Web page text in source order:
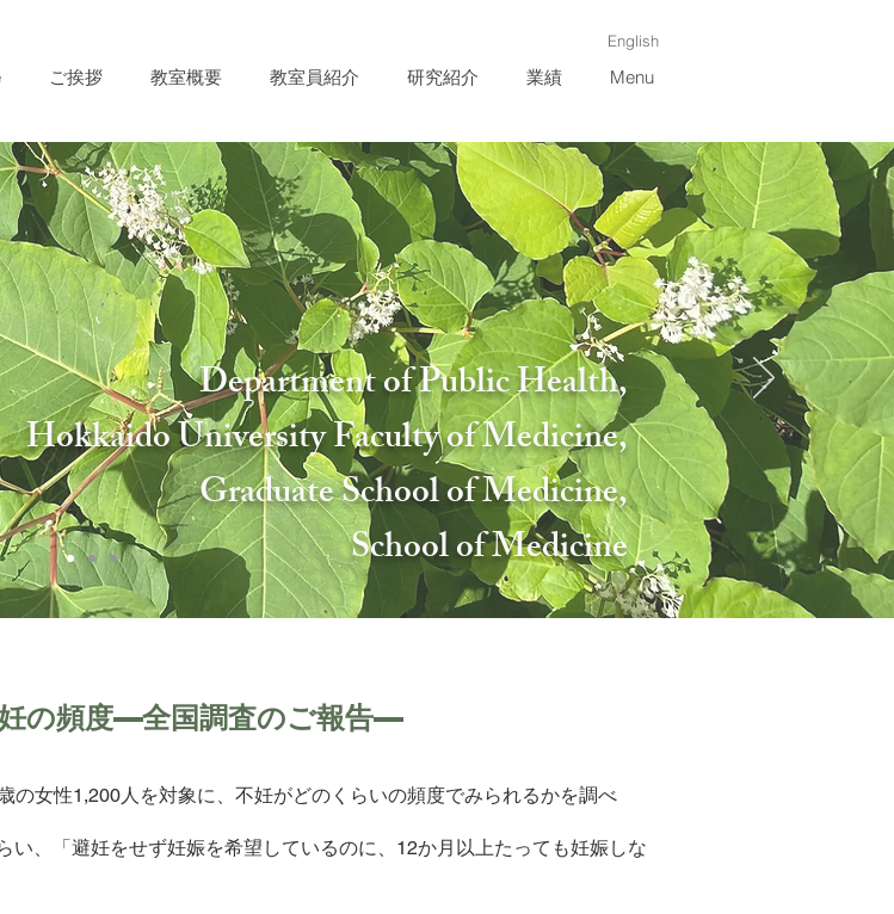
English
ご挨拶 教室概要 教室員紹介 研究紹介 業績 Menu
の頻度—全国調査のご報告—
女性1,200人を対象に、不妊がどのくらいの頻度でみられるかを調べ
い、「避妊をせず妊娠を希望しているのに、12か月以上たっても妊娠しな
Department of Public Health,
Hokkaido University Faculty of Medicine,
Graduate School of Medicine,
School of Medicine